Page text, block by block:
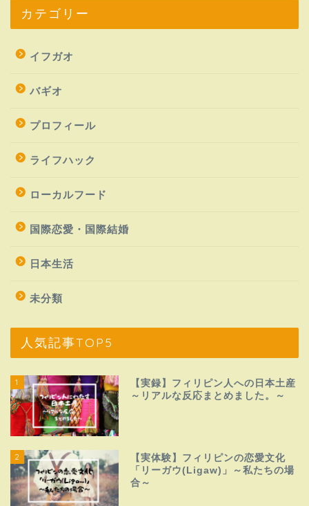
カテゴリー
イフガオ
バギオ
プロフィール
ライフハック
ローカルフード
国際恋愛・国際結婚
日本生活
未分類
人気記事TOP5
1
【実録】フィリピン人への日本土産
～リアルな反応まとめました。～
2
【実体験】フィリピンの恋愛文化
「リーガウ(Ligaw)」～私たちの場
合～